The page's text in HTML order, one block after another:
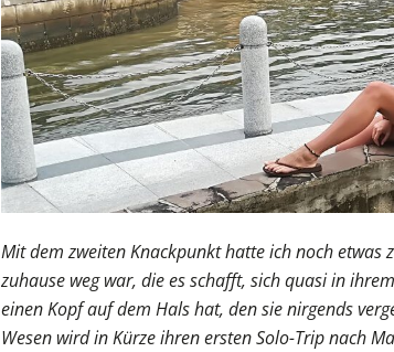
Mit dem zweiten Knackpunkt hatte ich noch
zuhause weg war, die es schafft, sich quasi in
einen Kopf auf dem Hals hat, den sie nirgends
Wesen wird in Kürze ihren ersten Solo-Trip nach